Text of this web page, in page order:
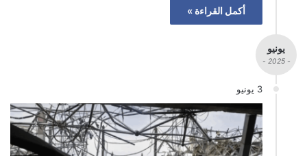
أكمل القراءة »
يونيو
- 2025 -
3 يونيو